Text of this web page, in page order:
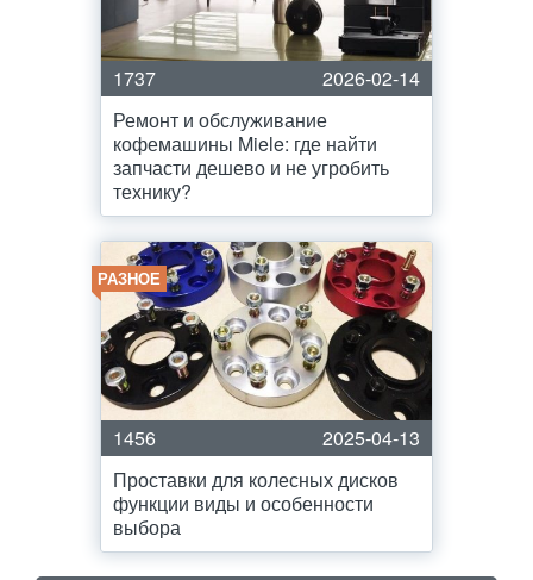
1737
2026-02-14
Ремонт и обслуживание
кофемашины Miele: где найти
запчасти дешево и не угробить
технику?
РАЗНОЕ
1456
2025-04-13
Проставки для колесных дисков
функции виды и особенности
выбора